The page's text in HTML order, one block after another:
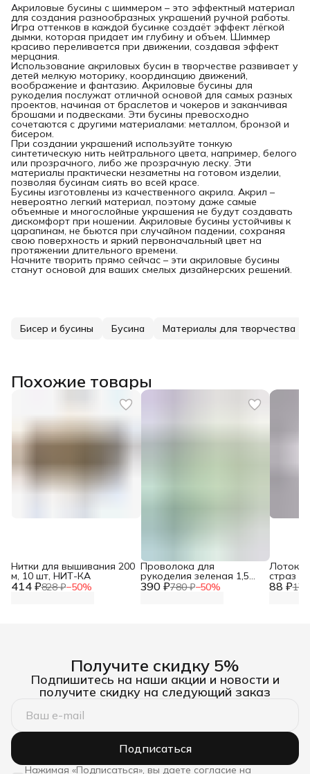
Акриловые бусины с шиммером – это эффектный материал
для создания разнообразных украшений ручной работы.
Игра оттенков в каждой бусинке создаёт эффект лёгкой
дымки, которая придает им глубину и объем. Шиммер
красиво переливается при движении, создавая эффект
мерцания.
Использование акриловых бусин в творчестве развивает у
детей мелкую моторику, координацию движений,
воображение и фантазию. Акриловые бусины для
рукоделия послужат отличной основой для самых разных
проектов, начиная от браслетов и чокеров и заканчивая
брошами и подвесками. Эти бусины превосходно
сочетаются с другими материалами: металлом, бронзой и
бисером.
При создании украшений используйте тонкую
синтетическую нить нейтрального цвета, например, белого
или прозрачного, либо же прозрачную леску. Эти
материалы практически незаметны на готовом изделии,
позволяя бусинам сиять во всей красе.
Бусины изготовлены из качественного акрила. Акрил –
невероятно легкий материал, поэтому даже самые
объемные и многослойные украшения не будут создавать
дискомфорт при ношении. Акриловые бусины устойчивы к
царапинам, не бьются при случайном падении, сохраняя
свою поверхность и яркий первоначальный цвет на
протяжении длительного времени.
Начните творить прямо сейчас – эти акриловые бусины
станут основой для ваших смелых дизайнерских решений.
Бисер и бусины Бусина Материалы для творчества
Похожие товары
414 ₽828 ₽−50%
Нитки для вышивания 200
м, 10 шт, НИТ-КА
390 ₽780 ₽−50%
Проволока для
рукоделия зеленая 1,5
мм*10 м Astra&Craft 88 ₽
Лоток
страз
7,3х6,4
Получите скидку 5%
Подпишитесь на наши акции и новости и
получите скидку на следующий заказ
Подписаться
Нажимая «Подписаться», вы даете согласие на